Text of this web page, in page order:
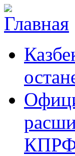
Перейти к
Черкесское
республиканское
отделение
Коммунистической
партии Российской
Федерации
аргументы,
факты